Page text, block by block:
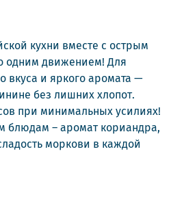
кухни вместе с острым
одним движением! Для
вкуса и яркого аромата —
без лишних хлопот.
при минимальных усилиях!
блюдам – аромат кориандра,
моркови в каждой